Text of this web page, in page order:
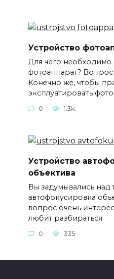
Устройство
Для чего необходимо
фотоаппарат?
Конечно же, чтобы
эксплуатировать
0 1.3k.
Устройство
объектива
Вы задумывались над
автофокусировка
вопрос очень
любит разбираться
0 335